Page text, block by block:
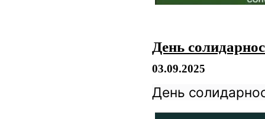
День
03.09.2025
День